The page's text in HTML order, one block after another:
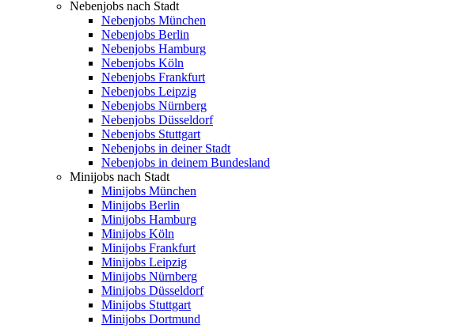
Nebenjobs nach Stadt
Nebenjobs München
Nebenjobs Berlin
Nebenjobs Hamburg
Nebenjobs Köln
Nebenjobs Frankfurt
Nebenjobs Leipzig
Nebenjobs Nürnberg
Nebenjobs Düsseldorf
Nebenjobs Stuttgart
Nebenjobs in deiner Stadt
Nebenjobs in deinem Bundesland
Minijobs nach Stadt
Minijobs München
Minijobs Berlin
Minijobs Hamburg
Minijobs Köln
Minijobs Frankfurt
Minijobs Leipzig
Minijobs Nürnberg
Minijobs Düsseldorf
Minijobs Stuttgart
Minijobs Dortmund